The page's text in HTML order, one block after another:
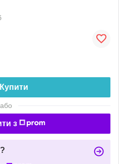
Купити
або
з